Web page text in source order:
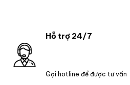
Hỗ trợ 24/7
Gọi hotline để được tư vấn